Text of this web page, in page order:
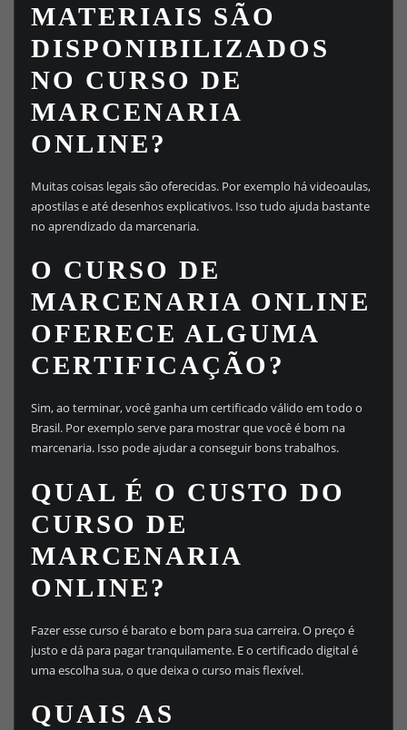
MATERIAIS SÃO
DISPONIBILIZADOS
NO CURSO DE
MARCENARIA
ONLINE?
Muitas coisas legais são oferecidas. Por exemplo há videoaulas,
apostilas e até desenhos explicativos. Isso tudo ajuda bastante
no aprendizado da marcenaria.
O CURSO DE
MARCENARIA ONLINE
OFERECE ALGUMA
CERTIFICAÇÃO?
Sim, ao terminar, você ganha um certificado válido em todo o
Brasil. Por exemplo serve para mostrar que você é bom na
marcenaria. Isso pode ajudar a conseguir bons trabalhos.
QUAL É O CUSTO DO
CURSO DE
MARCENARIA
ONLINE?
Fazer esse curso é barato e bom para sua carreira. O preço é
justo e dá para pagar tranquilamente. E o certificado digital é
uma escolha sua, o que deixa o curso mais flexível.
QUAIS AS